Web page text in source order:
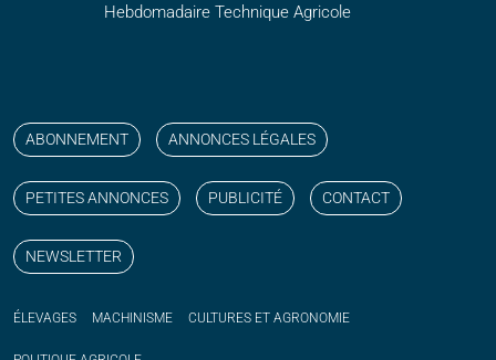
Hebdomadaire Technique Agricole
ABONNEMENT ANNONCES LÉGALES
PETITES ANNONCES PUBLICITÉ CONTACT
NEWSLETTER
ÉLEVAGES MACHINISME CULTURES ET AGRONOMIE